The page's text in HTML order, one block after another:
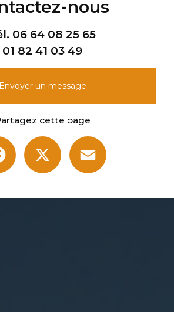
nous
06 64 08 25 65
01 82 41 03 49
Envoyer un message
cette page
Facebook